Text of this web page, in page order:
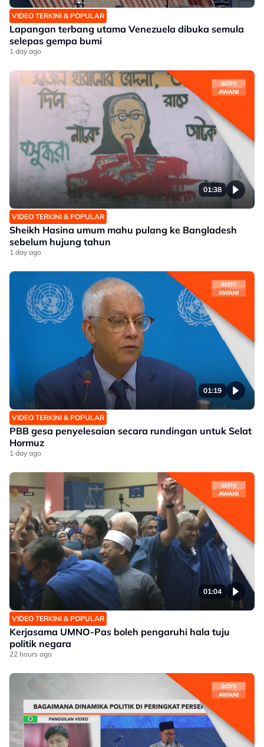
VIDEO TERKINI & POPULAR
Lapangan terbang utama Venezuela dibuka semula
selepas gempa bumi
1 day ago
01:38
VIDEO TERKINI & POPULAR
Sheikh Hasina umum mahu pulang ke Bangladesh
sebelum hujung tahun
1 day ago
01:19
VIDEO TERKINI & POPULAR
PBB gesa penyelesaian secara rundingan untuk Selat
Hormuz
1 day ago
01:04
VIDEO TERKINI & POPULAR
Kerjasama UMNO-Pas boleh pengaruhi hala tuju
politik negara
22 hours ago